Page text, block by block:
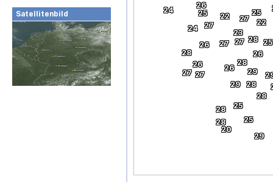
Satellitenbild 24
27
27
25
20
27
28
25
27
27
26
22
23
25
26
29
28
28
22
26
28
25
25
24
28
29
27
28
26
28
29
26